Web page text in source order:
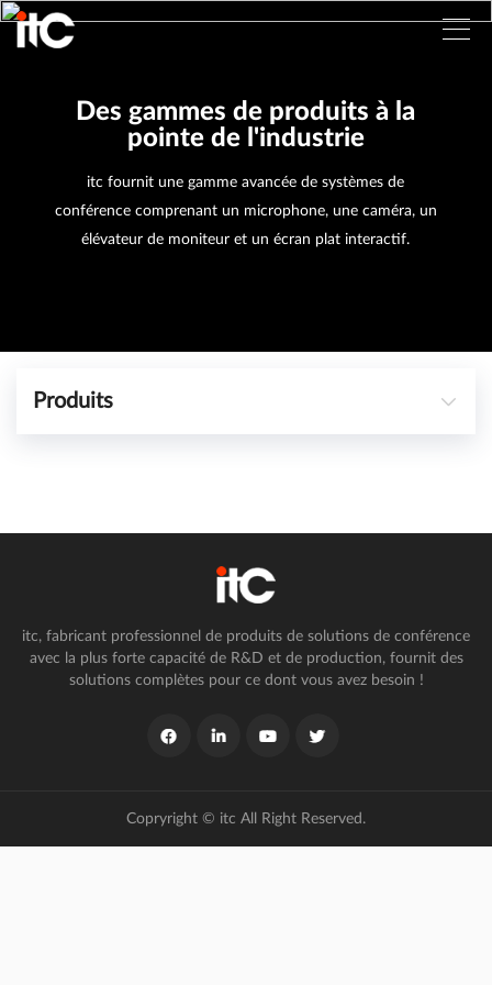
Des gammes de produits à la
pointe de l'industrie
itc fournit une gamme avancée de systèmes de
conférence comprenant un microphone, une caméra, un
élévateur de moniteur et un écran plat interactif.
Produits
itc, fabricant professionnel de produits de solutions de conférence
avec la plus forte capacité de R&D et de production, fournit des
solutions complètes pour ce dont vous avez besoin !
Copryright © itc All Right Reserved.